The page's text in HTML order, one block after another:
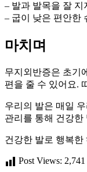
– 발과 발목을 잘
– 굽이 낮은 편안한
마치며
무지외반증은 초기
편을 줄 수 있어요.
우리의 발은 매일
관리를 통해 건강
건강한 발로 행복
Post Views: 2,741